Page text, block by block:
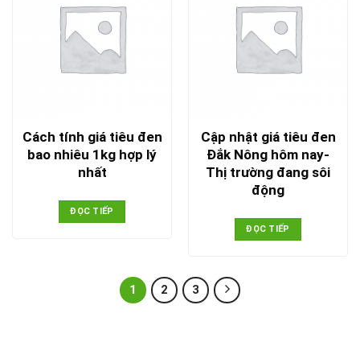
Cách tính giá tiêu đen
bao nhiêu 1kg hợp lý
nhất
ĐỌC TIẾP
Cập nhật giá tiêu đen
Đắk Nông hôm nay-
Thị trường đang sôi
động
ĐỌC TIẾP
1 2 3